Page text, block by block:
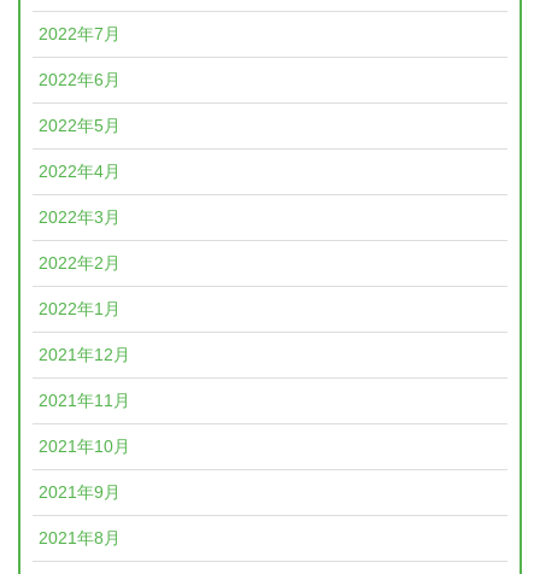
2022年7月
2022年6月
2022年5月
2022年4月
2022年3月
2022年2月
2022年1月
2021年12月
2021年11月
2021年10月
2021年9月
2021年8月